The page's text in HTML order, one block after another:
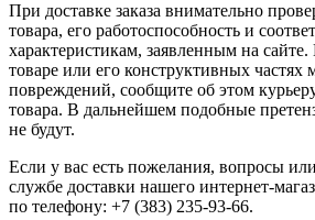
При доставке заказа внимательно
товара, его работоспособность и
характеристикам, заявленным на
товаре или его конструктивных частях
повреждений, сообщите об этом
товара. В дальнейшем подобные
не будут.
Если у вас есть пожелания, вопросы
службе доставки нашего интернет-
по телефону: +7 (383) 235-93-66.